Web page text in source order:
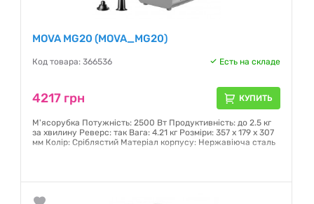
MOVA MG20 (MOVA_MG20)
Код товара: 366536 Есть на складе
4217 грн КУПИТЬ
М'ясорубка Потужність: 2500 Вт Продуктивність: до 2.5 кг
за хвилину Реверс: так Вага: 4.21 кг Розміри: 357 х 179 х 307
мм Колір: Сріблястий Матеріал корпусу: Нержавіюча сталь